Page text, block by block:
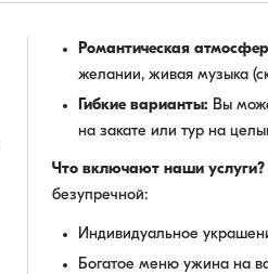
Романтическая
желании, живая музыка
Гибкие варианты: Вы
на закате или тур на
Что включают наши услуги?
безупречной:
Индивидуальное
Богатое меню ужина на